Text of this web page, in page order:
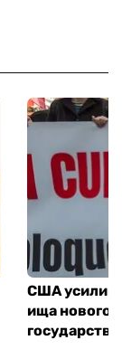
США
ища нового